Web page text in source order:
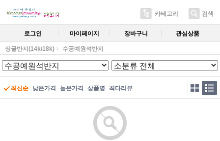
카테고리 검색
로그인 마이페이지 장바구니 관심상품
싱글반지(14k/18k) 수공예원석반지
최신순 낮은가격 높은가격 상품명 최다리뷰